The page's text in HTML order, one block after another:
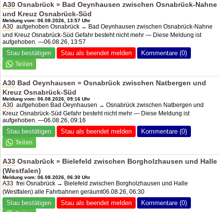
A30 Osnabrück » Bad Oeynhausen zwischen Osnabrück-Nahne
und Kreuz Osnabrück-Süd
Meldung vom: 06.08.2026, 13:57 Uhr
A30 aufgehoben Osnabrück → Bad Oeynhausen zwischen Osnabrück-Nahne
und Kreuz Osnabrück-Süd Gefahr besteht nicht mehr — Diese Meldung ist
aufgehoben. —06.08.26, 13:57
Stau bestätigen Stau als beendet melden Kommentare (0)
A30 Bad Oeynhausen » Osnabrück zwischen Natbergen und
Kreuz Osnabrück-Süd
Meldung vom: 06.08.2026, 09:16 Uhr
A30 aufgehoben Bad Oeynhausen → Osnabrück zwischen Natbergen und
Kreuz Osnabrück-Süd Gefahr besteht nicht mehr — Diese Meldung ist
aufgehoben. —06.08.26, 09:16
Stau bestätigen Stau als beendet melden Kommentare (0)
A33 Osnabrück » Bielefeld zwischen Borgholzhausen und Halle
(Westfalen)
Meldung vom: 06.08.2026, 06:30 Uhr
A33 frei Osnabrück → Bielefeld zwischen Borgholzhausen und Halle
(Westfalen) alle Fahrbahnen geräumt06.08.26, 06:30
Stau bestätigen Stau als beendet melden Kommentare (0)